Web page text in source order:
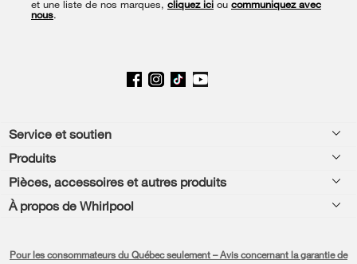
et une liste de nos marques, cliquez ici ou communiquez avec
nous.
Footer
Service et soutien
Aide relative aux produits
Planifier une installation
Produits
Laveuses et sécheuses
Cuisine
Appareils de cuisson
Pièces, accessoires et autres produits
Accessoires
À propos de Whirlpool
Pour les consommateurs du Québec seulement – Avis concernant la garantie de